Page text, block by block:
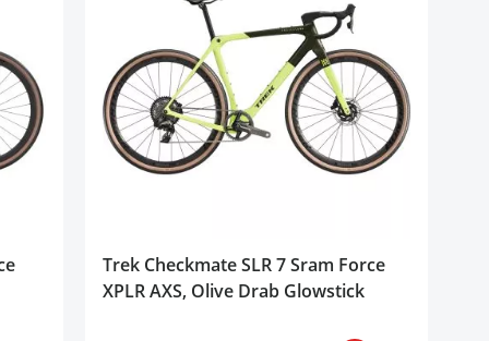
Trek Checkmate SLR 7 Sram Force
XPLR AXS, Olive Drab Glowstick